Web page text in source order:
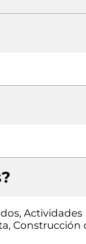
Actividades
Construcción